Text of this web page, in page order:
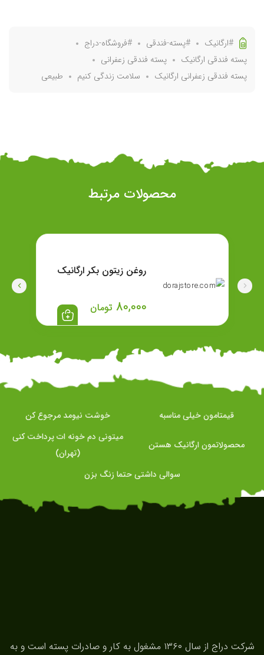
#ارگانیک #پسته-فندقی
#فروشگاه-دراج
پسته فندقی ارگانیک
پسته فندقی زعفرانی
پسته فندقی زعفرانی ارگانیک
سلامت زندگی کنیم طبیعی
محصولات مرتبط
روغن زیتون بکر ارگانیک
80,000 تومان
قیمتامون خیلی مناسبه خوشت نیومد مرجوع کن
محصولاتمون ارگانیک هستن
میتونی دم خونه ات پرداخت کنی
(تهران)
سوالی داشتی حتما زنگ بزن
شرکت دراج از سال ۱۳۶۰ مشغول به کار و صادرات پسته است و به